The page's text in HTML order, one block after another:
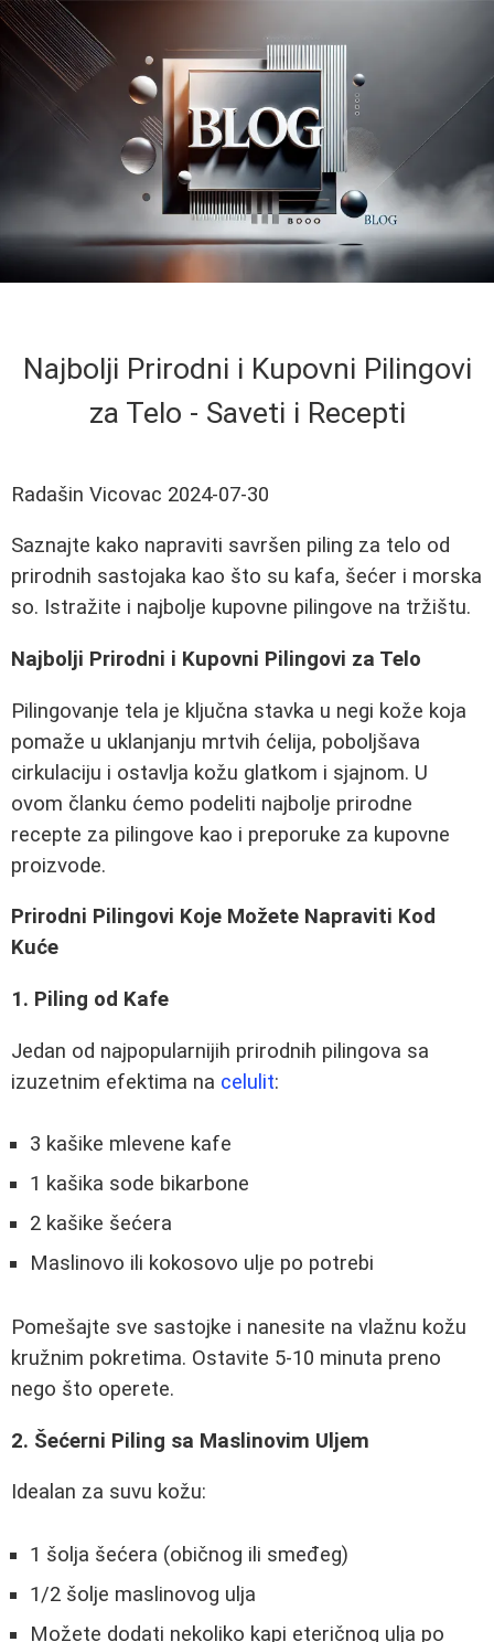
Najbolji Prirodni i Kupovni Pilingovi
za Telo - Saveti i Recepti
Radašin Vicovac 2024-07-30
Saznajte kako napraviti savršen piling za telo od
prirodnih sastojaka kao što su kafa, šećer i morska
so. Istražite i najbolje kupovne pilingove na tržištu.
Najbolji Prirodni i Kupovni Pilingovi za Telo
Pilingovanje tela je ključna stavka u negi kože koja
pomaže u uklanjanju mrtvih ćelija, poboljšava
cirkulaciju i ostavlja kožu glatkom i sjajnom. U
ovom članku ćemo podeliti najbolje prirodne
recepte za pilingove kao i preporuke za kupovne
proizvode.
Prirodni Pilingovi Koje Možete Napraviti Kod
Kuće
1. Piling od Kafe
Jedan od najpopularnijih prirodnih pilingova sa
izuzetnim efektima na celulit:
3 kašike mlevene kafe
1 kašika sode bikarbone
2 kašike šećera
Maslinovo ili kokosovo ulje po potrebi
Pomešajte sve sastojke i nanesite na vlažnu kožu
kružnim pokretima. Ostavite 5-10 minuta preno
nego što operete.
2. Šećerni Piling sa Maslinovim Uljem
Idealan za suvu kožu:
1 šolja šećera (običnog ili smeđeg)
1/2 šolje maslinovog ulja
Možete dodati nekoliko kapi eteričnog ulja po